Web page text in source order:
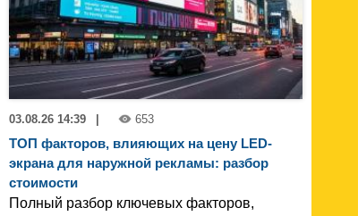
03.08.26 14:39 653
ТОП факторов, влияющих на цену LED-
экрана для наружной рекламы: разбор
стоимости
Полный разбор ключевых факторов,